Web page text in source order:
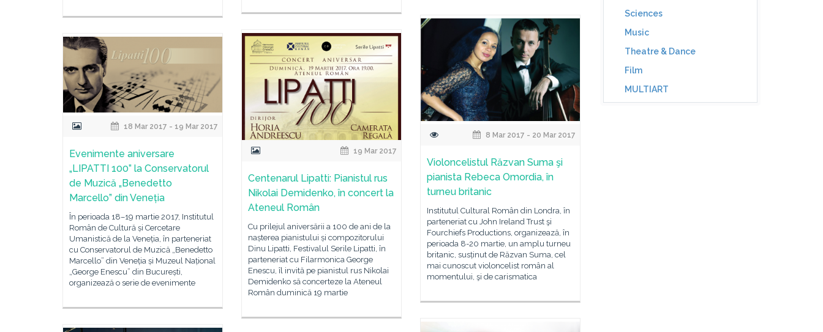
8 Mar 2017 - 20 Mar 2017
Violoncelistul Răzvan Suma şi
pianista Rebeca Omordia, în
turneu britanic
Institutul Cultural Român din Londra, în
parteneriat cu John Ireland Trust şi
Fourchiefs Productions, organizează, în
perioada 8-20 martie, un amplu turneu
britanic, susținut de Răzvan Suma, cel
mai cunoscut violoncelist român al
momentului, şi de carismatica
19 Mar 2017
Centenarul Lipatti: Pianistul rus
Nikolai Demidenko, în concert la
Ateneul Român
Cu prilejul aniversării a 100 de ani de la
nașterea pianistului și compozitorului
Dinu Lipatti, Festivalul Serile Lipatti, în
parteneriat cu Filarmonica George
Enescu, îl invită pe pianistul rus Nikolai
Demidenko să concerteze la Ateneul
Român duminică 19 martie
18 Mar 2017 - 19 Mar 2017
Evenimente aniversare
„LIPATTI 100” la Conservatorul
de Muzică „Benedetto
Marcello” din Veneția
În perioada 18–19 martie 2017, Institutul
Român de Cultură și Cercetare
Umanistică de la Veneția, în parteneriat
cu Conservatorul de Muzică „Benedetto
Marcello” din Veneția și Muzeul Național
„George Enescu” din București,
organizează o serie de evenimente
Sciences
Music
Theatre & Dance
Film
MULTIART